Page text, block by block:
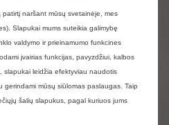
į jaukią
čiužiniai
išskleisti per kelias
projektorius ir
ekranas… rami,
naršant mūsų svetainėje, mes
Slapukai mums suteikia galimybę
valdymo ir prieinamumo funkcines
įvairias funkcijas, pavyzdžiui, kalbos
slapukai leidžia efektyviau naudotis
gerindami mūsų siūlomas paslaugas. Taip
šalių slapukus, pagal kuriuos jums